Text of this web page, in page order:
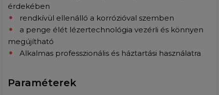
érdekében
rendkívül ellenálló a korrózióval szemben
a penge élét lézertechnológia vezérli és könnyen
megújítható
Alkalmas professzionális és háztartási használatra
Paraméterek